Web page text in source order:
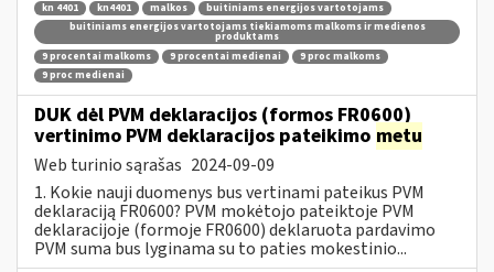
kn 4401 kn4401 malkos
buitiniams energijos vartotojams
buitiniams energijos vartotojams tiekiamoms malkoms ir medienos
produktams
9 procentai malkoms
9 procentai medienai
9 proc malkoms
9 proc medienai
DUK dėl PVM deklaracijos (formos FR0600)
vertinimo PVM deklaracijos pateikimo metu
Web turinio sąrašas 2024-09-09
1. Kokie nauji duomenys bus vertinami pateikus PVM
deklaraciją FR0600? PVM mokėtojo pateiktoje PVM
deklaracijoje (formoje FR0600) deklaruota pardavimo
PVM suma bus lyginama su to paties mokestinio...